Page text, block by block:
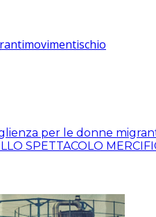
movimentischio
per le donne
SPETTACOLO